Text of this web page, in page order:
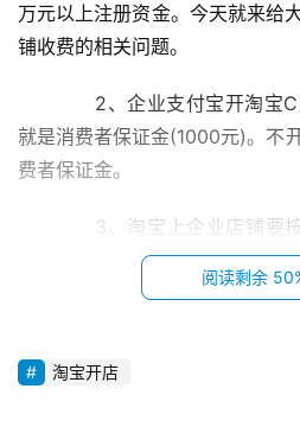
万元以上注册资金。今天就来给
铺收费的相关问题。
2、企业支付宝开淘宝C
就是消费者保证金(1000元)。不
费者保证金。
3、淘宝上企业店铺要按
照类目的不同一般都是5-10万。
1、最先大家很多人
阅读剩余
淘宝开店